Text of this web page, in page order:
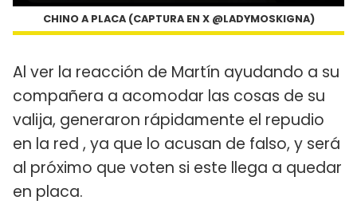
CHINO A PLACA (CAPTURA EN X @LADYMOSKIGNA)
Al ver la reacción de Martín ayudando a su
compañera a acomodar las cosas de su
valija, generaron rápidamente el repudio
en la red , ya que lo acusan de falso, y será
al próximo que voten si este llega a quedar
en placa.